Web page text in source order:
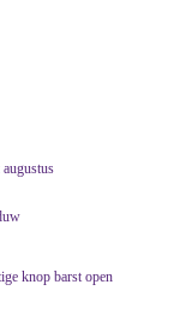
augustus
knop barst open